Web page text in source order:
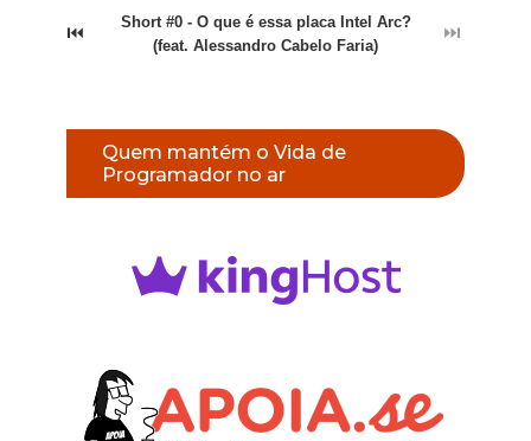
⏮
Short #0 - O que é essa placa Intel Arc?
(feat. Alessandro Cabelo Faria)
⏭
Quem mantém o Vida de
Programador no ar